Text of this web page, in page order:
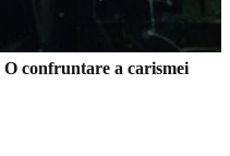
confruntare a carismei